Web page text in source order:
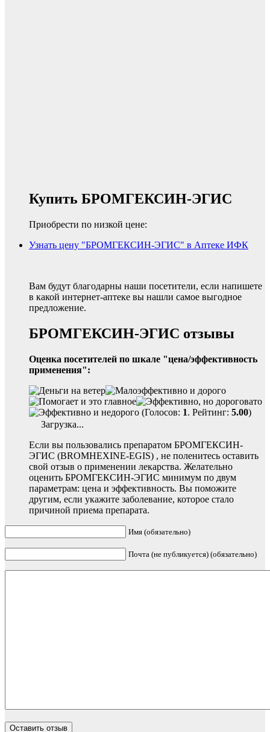
Купить БРОМГЕКСИН-ЭГИС
Приобрести по низкой цене:
Узнать цену "БРОМГЕКСИН-ЭГИС" в Аптеке ИФК
Вам будут благодарны наши посетители, если напишете
в какой интернет-аптеке вы нашли самое выгодное
предложение.
БРОМГЕКСИН-ЭГИС отзывы
Оценка посетителей по шкале "цена/эффективность
применения":
(Голосов: 1. Рейтинг: 5.00)
Загрузка...
Если вы пользовались препаратом БРОМГЕКСИН-
ЭГИС (BROMHEXINE-EGIS) , не поленитесь оставить
свой отзыв о применении лекарства. Желательно
оценить БРОМГЕКСИН-ЭГИС минимум по двум
параметрам: цена и эффективность. Вы поможите
другим, если укажите заболевание, которое стало
причиной приема препарата.
Имя (обязательно)
Почта (не публикуется) (обязательно)